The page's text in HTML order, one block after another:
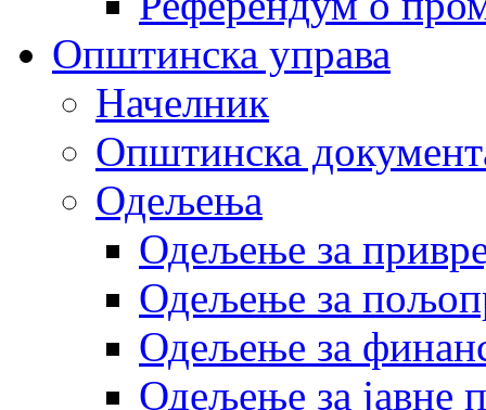
Општинска управа
Начелник
Општинска
Одељења
Одељење за
Одељење за
Одељење за
Одељење за јавне